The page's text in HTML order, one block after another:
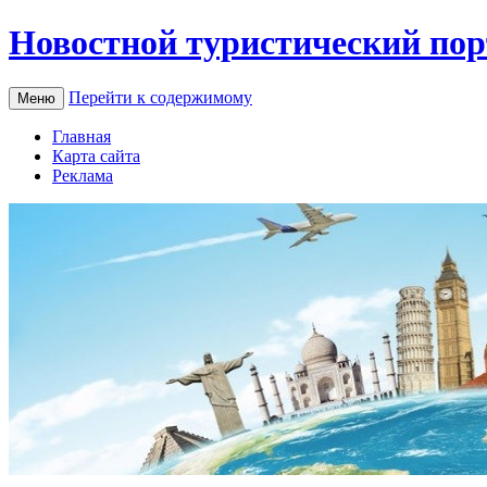
Новостной туристический
Меню Перейти к содержимому
Главная
Карта сайта
Реклама